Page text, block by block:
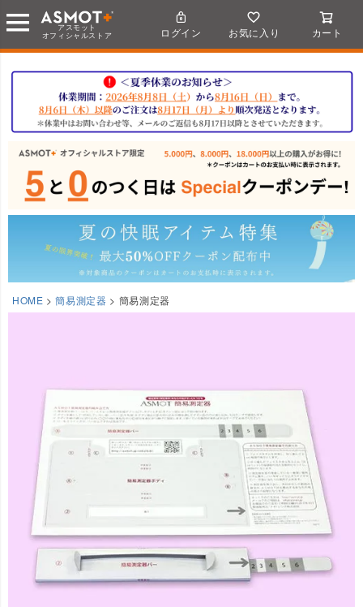
アスモット
オフィシャルストア ログイン お気に入り カート
HOME 簡易測定器 簡易測定器